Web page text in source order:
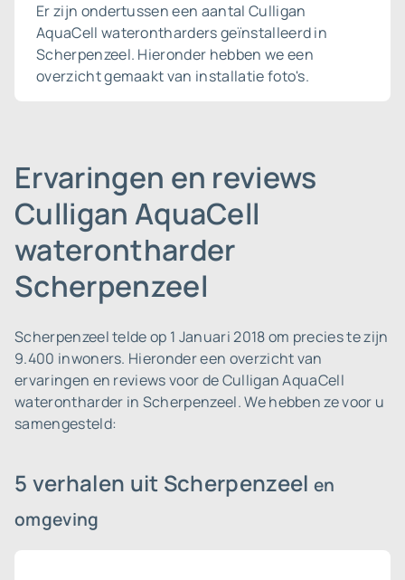
Er zijn ondertussen een aantal Culligan
AquaCell waterontharders geïnstalleerd in
Scherpenzeel. Hieronder hebben we een
overzicht gemaakt van installatie foto's.
Ervaringen en reviews
Culligan AquaCell
waterontharder
Scherpenzeel
Scherpenzeel telde op 1 Januari 2018 om precies te zijn
9.400 inwoners. Hieronder een overzicht van
ervaringen en reviews voor de Culligan AquaCell
waterontharder in Scherpenzeel. We hebben ze voor u
samengesteld:
5 verhalen uit Scherpenzeel en
omgeving